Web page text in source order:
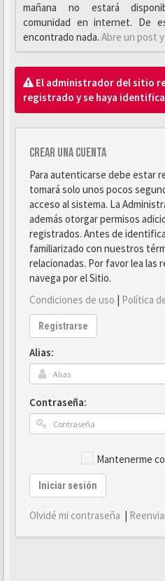
mañana no estará
comunidad en internet. De
encontrado nada. Abre un post
El administrador del sitio
registrado y se haya
Crear una cuenta
Para autenticarse debe estar
tomará solo unos pocos
acceso al sistema. La
además otorgar permisos
registrados. Antes de
familiarizado con nuestros
relacionadas. Por favor lea las
navega por el Sitio.
Condiciones de uso | Política
Registrarse
Alias:
Contraseña:
Mantenerme
Iniciar sesión
Olvidé mi contraseña |